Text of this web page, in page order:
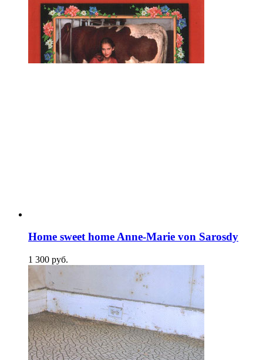
Home sweet home Anne-Marie von Sarosdy
1 300 pуб.